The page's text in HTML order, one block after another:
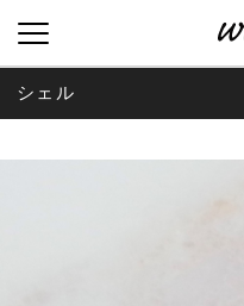
MENU : WEDDING NAIL
シェル